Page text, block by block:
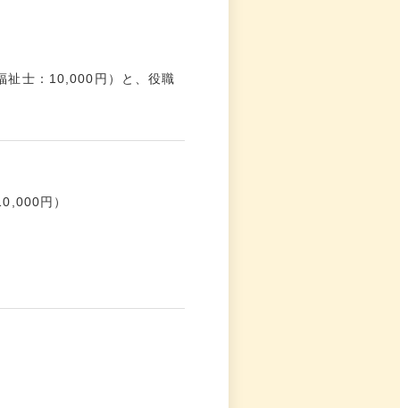
祉士：10,000円）と、役職
円）